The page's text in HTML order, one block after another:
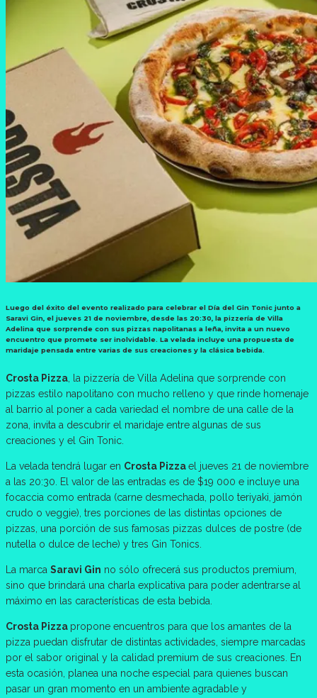
Luego del éxito del evento realizado para celebrar el Día del Gin Tonic junto a
Saravi Gin, el jueves 21 de noviembre, desde las 20:30, la pizzería de Villa
Adelina que sorprende con sus pizzas napolitanas a leña, invita a un nuevo
encuentro que promete ser inolvidable. La velada incluye una propuesta de
maridaje pensada entre varias de sus creaciones y la clásica bebida.
Crosta Pizza, la pizzería de Villa Adelina que sorprende con
pizzas estilo napolitano con mucho relleno y que rinde homenaje
al barrio al poner a cada variedad el nombre de una calle de la
zona, invita a descubrir el maridaje entre algunas de sus
creaciones y el Gin Tonic.
La velada tendrá lugar en Crosta Pizzael jueves 21 de noviembre
a las 20:30. El valor de las entradas es de $19 000 e incluye una
focaccia como entrada (carne desmechada, pollo teriyaki, jamón
crudo o veggie), tres porciones de las distintas opciones de
pizzas, una porción de sus famosas pizzas dulces de postre (de
nutella o dulce de leche) y tres Gin Tonics.
La marca Saravi Gin no sólo ofrecerá sus productos premium,
sino que brindará una charla explicativa para poder adentrarse al
máximo en las características de esta bebida.
Crosta Pizza propone encuentros para que los amantes de la
pizza puedan disfrutar de distintas actividades, siempre marcadas
por el sabor original y la calidad premium de sus creaciones. En
esta ocasión, planea una noche especial para quienes buscan
pasar un gran momento en un ambiente agradable y